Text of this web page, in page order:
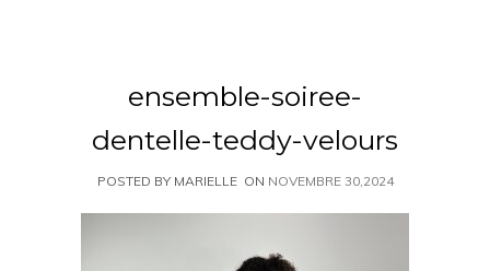
ensemble-soiree-
dentelle-teddy-velours
POSTED BY MARIELLE ON NOVEMBRE 30,2024